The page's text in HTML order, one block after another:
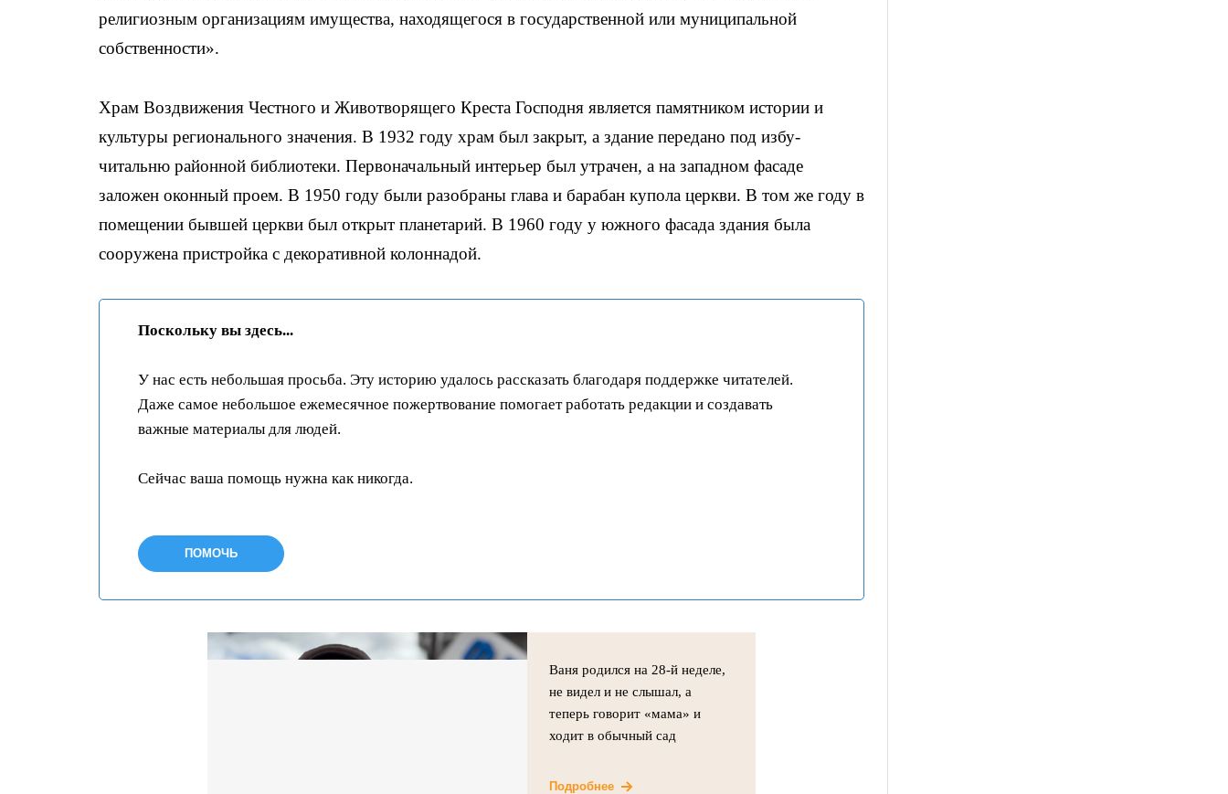
религиозным организациям имущества, находящегося в государственной или муниципальной
собственности».
Храм Воздвижения Честного и Животворящего Креста Господня является памятником истории и
культуры регионального значения. В 1932 году храм был закрыт, а здание передано под избу-
читальню районной библиотеки. Первоначальный интерьер был утрачен, а на западном фасаде
заложен оконный проем. В 1950 году были разобраны глава и барабан купола церкви. В том же году в
помещении бывшей церкви был открыт планетарий. В 1960 году у южного фасада здания была
сооружена пристройка с декоративной колоннадой.
Поскольку вы здесь...
У нас есть небольшая просьба. Эту историю удалось рассказать благодаря поддержке читателей.
Даже самое небольшое ежемесячное пожертвование помогает работать редакции и создавать
важные материалы для людей.
Сейчас ваша помощь нужна как никогда.
ПОМОЧЬ
Ваня родился на 28-й неделе,
не видел и не слышал, а
теперь говорит «мама» и
ходит в обычный сад
Подробнее